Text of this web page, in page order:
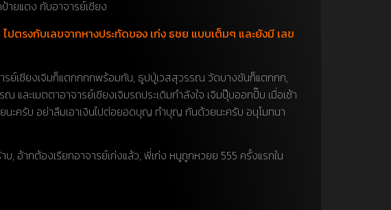
ยแดง กับอาจารย์เชียง
ปตรงกับเลขจากหางประทัดของ เก่ง ธชย แบบเต็มๆ และยังมี เลข
ย์เชียงเจิมก็แตกกกกพร้อมกัน, ธูปปู่เวสสุวรรณ วัดบางชันก็แตกกก,
เมตตาอาจารย์เชียงเจิมรถประเดิมกำลังใจ เจิมปุ๊บออกปั๊บ เมื่อเช้า
นะครับ อย่าลืมเอาเงินไปต่อยอดบุญ ทำบุญ กันด้วยนะครับ อนุโมทนา
อ้ากต้องเรียกอาจารย์เก่งแล้ว, พี่เก่ง หนูถูกหวยย 555 ครั้งแรกใน